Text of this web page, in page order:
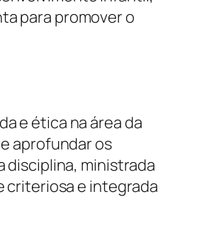
para promover o
e ética na área da
aprofundar os
disciplina, ministrada
criteriosa e integrada